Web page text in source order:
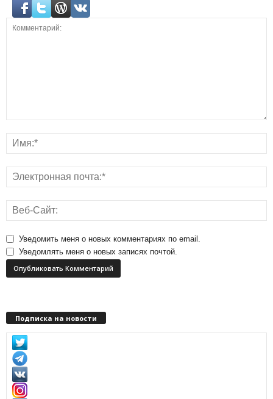
Уведомить меня о новых комментариях по email.
Уведомлять меня о новых записях почтой.
Подписка на новости